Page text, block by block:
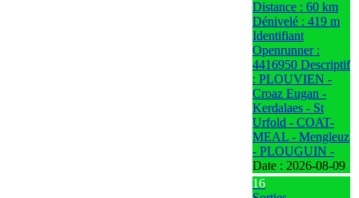
Distance : 60 km
Dénivelé : 419 m
Identifiant
Openrunner :
4416950 Descriptif
: PLOUVIEN -
Croaz Eugan -
Kerdalaes - St
Urfold - COAT-
MEAL - Mengleuz
- PLOUGUIN -
Date : 2026-08-09
16